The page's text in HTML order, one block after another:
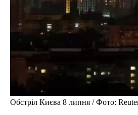
Обстріл Києва 8 липня / Фото: